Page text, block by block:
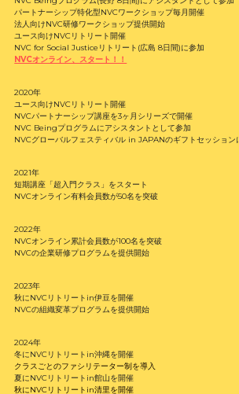
パートナーシップ特化型NVCワークショップ毎月開催
法人向けNVC研修ワークショップ提供開始
ユース向けNVCリトリート開催
NVC for Social Justiceリトリート(広島 8日間)に参加
NVCオンライン、スタート！！
2020年
ユース向けNVCリトリート開催
NVCパートナーシップ講座を3ヶ月シリーズで開催
NVC Beingプログラムにアシスタントとして参加
NVCグローバルフェスティバル in JAPANのギフトセッション
2021年
短期講座「超入門クラス」をスタート
NVCオンライン有料会員数が50名を突破
2022年
NVCオンライン累計会員数が100名を突破
NVCの企業研修プログラムを提供開始
2023年
秋にNVCリトリートin伊豆を開催
NVCの組織変革プログラムを提供開始
2024年
冬にNVCリトリートin沖縄を開催
クラスごとのファシリテーター制を導入
夏にNVCリトリートin館山を開催
秋にNVCリトリートin清里を開催